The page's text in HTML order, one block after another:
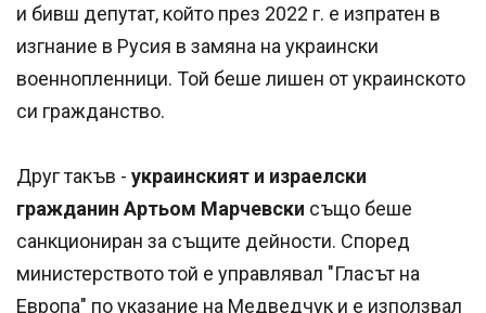
и бивш депутат, който през 2022 г. е изпратен в
изгнание в Русия в замяна на украински
военнопленници. Той беше лишен от украинското
си гражданство.
Друг такъв - украинският и израелски
гражданин Артьом Марчевски също беше
санкциониран за същите дейности. Според
министерството той е управлявал "Гласът на
Европа" по указание на Медведчук и е използвал